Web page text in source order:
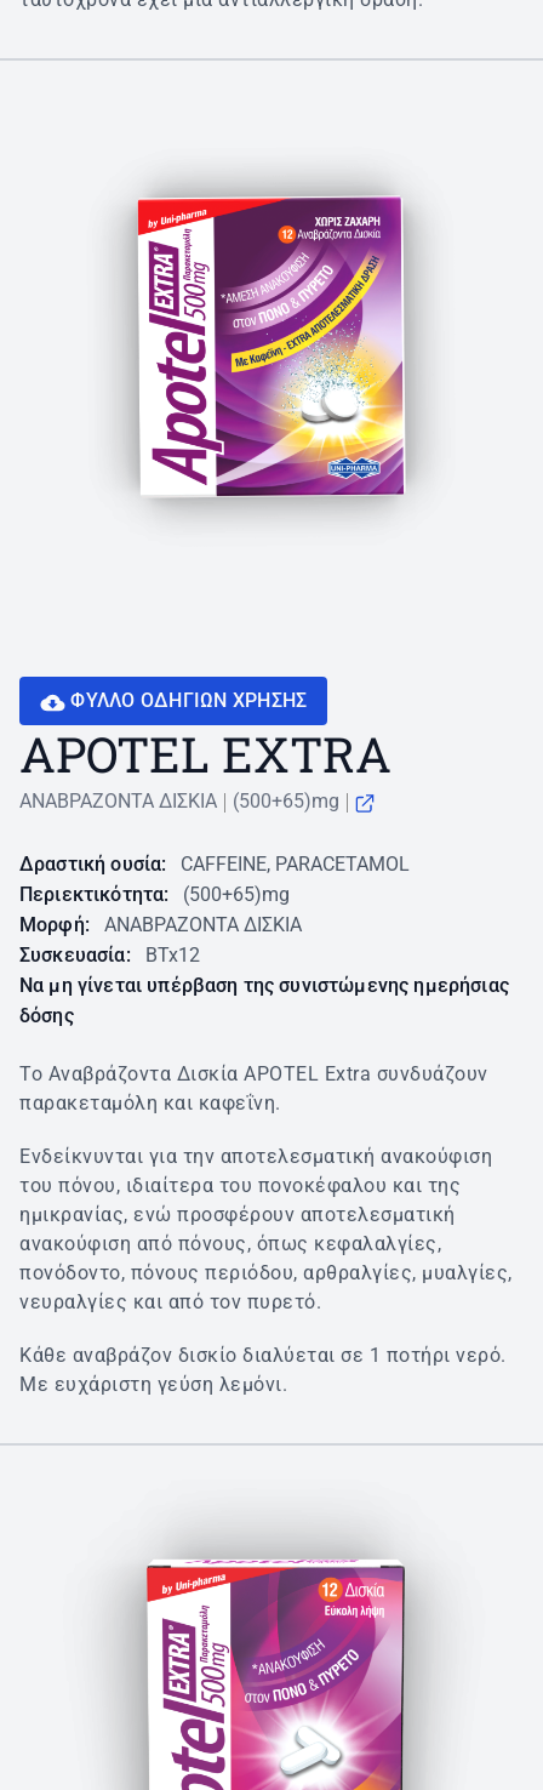
APOTEL EXTRA
ΑΝΑΒΡΑΖΟΝΤΑ ΔΙΣΚΙΑ (500+65)mg
Το Αναβράζοντα Δισκία APOTEL Extra συνδυάζουν
παρακεταμόλη και καφεΐνη.
Ενδείκνυνται για την αποτελεσματική ανακούφιση
του πόνου, ιδιαίτερα του πονοκέφαλου και της
ημικρανίας, ενώ προσφέρουν αποτελεσματική
ανακούφιση από πόνους, όπως κεφαλαλγίες,
πονόδοντο, πόνους περιόδου, αρθραλγίες, μυαλγίες,
νευραλγίες και από τον πυρετό.
Κάθε αναβράζον δισκίο διαλύεται σε 1 ποτήρι νερό.
Με ευχάριστη γεύση λεμόνι.
Δραστική ουσία:
CAFFEINE, PARACETAMOL
Περιεκτικότητα:
(500+65)mg
Μορφή:
ΑΝΑΒΡΑΖΟΝΤΑ ΔΙΣΚΙΑ
Συσκευασία:
BTx12
Να μη γίνεται υπέρβαση της συνιστώμενης ημερήσιας
δόσης
ΦΥΛΛΟ ΟΔΗΓΙΩN ΧΡΗΣΗΣ